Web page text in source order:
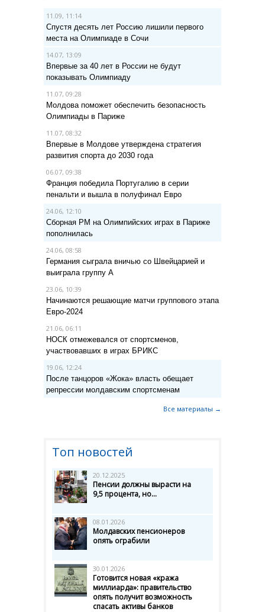
11.09, 11:14
Спустя десять лет Россию лишили первого
места на Олимпиаде в Сочи
14.07, 13:09
Впервые за 40 лет в России не будут
показывать Олимпиаду
11.07, 09:28
Молдова поможет обеспечить безопасность
Олимпиады в Париже
11.07, 08:32
Впервые в Молдове утверждена стратегия
развития спорта до 2030 года
06.07, 09:38
Франция победила Португалию в серии
пенальти и вышла в полуфинал Евро
24.06, 12:10
Сборная РМ на Олимпийских играх в Париже
пополнилась
24.06, 08:58
Германия сыграла вничью со Швейцарией и
выиграла группу A
23.06, 10:39
Начинаются решающие матчи группового этапа
Евро-2024
21.06, 06:11
НОСК отмежевался от спортсменов,
участвовавших в играх БРИКС
19.06, 12:24
После танцоров «Жока» власть обещает
репрессии молдавским спортсменам
Все материалы →
Топ новостей
20.12.2025
Пенсии должны вырасти на
9,5 процента, но...
08.01.2026
Молдавских пенсионеров
опять ограбили
30.01.2026
Готовится новая «кража
миллиарда»: правительство
опять получит возможность
спасать активы банков